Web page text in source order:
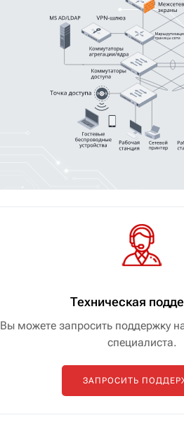
Техническая
Вы можете запросить поддержку
специалиста.
ЗАПРОСИТЬ